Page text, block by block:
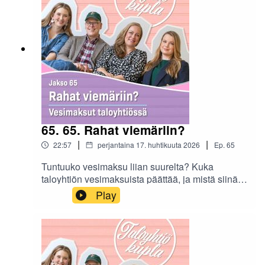
Långin vieraana on Kiinteistöliiton vanhempi
lakiasiantuntija Tapio Haltia.
65. 65. Rahat viemäriin?
22:57 | perjantaina 17. huhtikuuta 2026 | Ep. 65
Tuntuuko vesimaksu liian suurelta? Kuka
taloyhtiön vesimaksuista päättää, ja mistä siinä
oikeasti maksetaan?Tuoreessa Taloyhtikuplan
podcast-jaksossa käydään läpi asukkaita
mietityttäviä kysymyksiä ja tärkeimpiä lukuja.
Miloin vesimittarit ovat pakolliset, pitääkö
"vakiovieraan" maksaa vedestä ja miten
laskussa voi oikeasti säästää.Jonna Långin
Play